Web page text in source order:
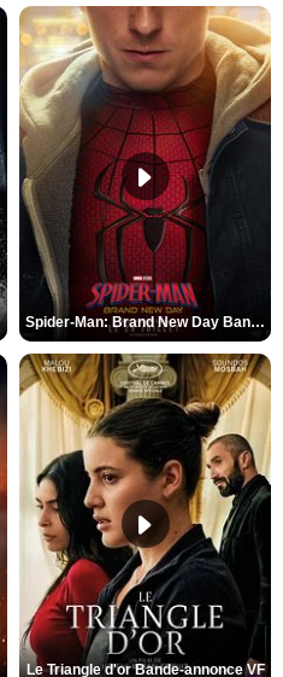
Spider-Man: Brand New Day Bande-annonce VO STFR
Le Triangle d'or Bande-annonce VF